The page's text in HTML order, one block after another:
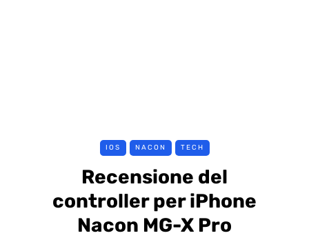
IOS NACON TECH
Recensione del
controller per iPhone
Nacon MG-X Pro